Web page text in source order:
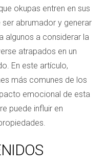
okupas entren en sus
abrumador y generar
algunos a considerar la
atrapados en un
En este artículo,
más comunes de los
emocional de esta
puede influir en